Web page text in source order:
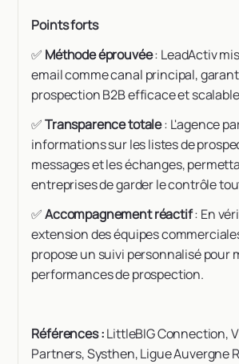
Points forts
✅ Méthode éprouvée: LeadActiv
email comme canal principal,
prospection B2B efficace et
✅Transparence totale: L'agence
informations sur les listes de
messages et les échanges,
entreprises de garder le contrôle
✅Accompagnement réactif: En
extension des équipes
propose un suivi personnalisé pour
performances de prospection.
Références :LittleBIG Connection,
Partners, Systhen, Ligue Auvergne